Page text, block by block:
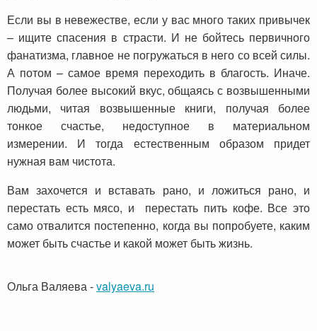
Если вы в невежестве, если у вас много таких привычек
– ищите спасения в страсти. И не бойтесь первичного
фанатизма, главное не погружаться в него со всей силы.
А потом – самое время переходить в благость. Иначе.
Получая более высокий вкус, общаясь с возвышенными
людьми, читая возвышенные книги, получая более
тонкое счастье, недоступное в материальном
измерении. И тогда естественным образом придет
нужная вам чистота.
Вам захочется и вставать рано, и ложиться рано, и
перестать есть мясо, и перестать пить кофе. Все это
само отвалится постепенно, когда вы попробуете, каким
может быть счастье и какой может быть жизнь.
Ольга Валяева-valyaeva.ru